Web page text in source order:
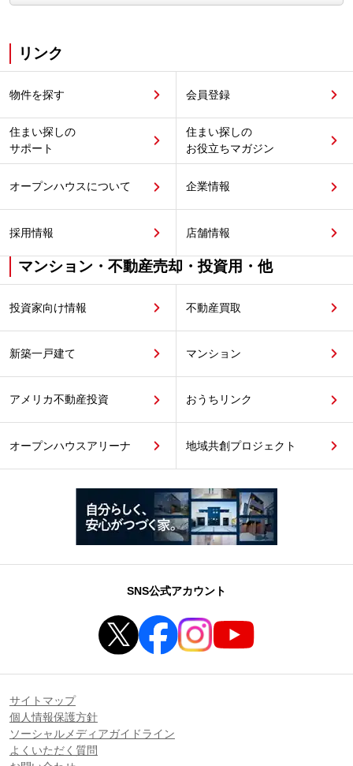
リンク
物件を探す 会員登録
住まい探しの
サポート
住まい探しの
お役立ちマガジン
オープンハウスについて 企業情報
採用情報 店舗情報
マンション・不動産売却・投資用・他
投資家向け情報 不動産買取
新築一戸建て マンション
アメリカ不動産投資 おうちリンク
オープンハウスアリーナ 地域共創プロジェクト
SNS公式アカウント
サイトマップ
個人情報保護方針
ソーシャルメディアガイドライン
よくいただく質問